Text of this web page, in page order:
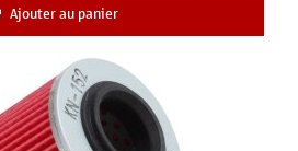
Ajouter au panier